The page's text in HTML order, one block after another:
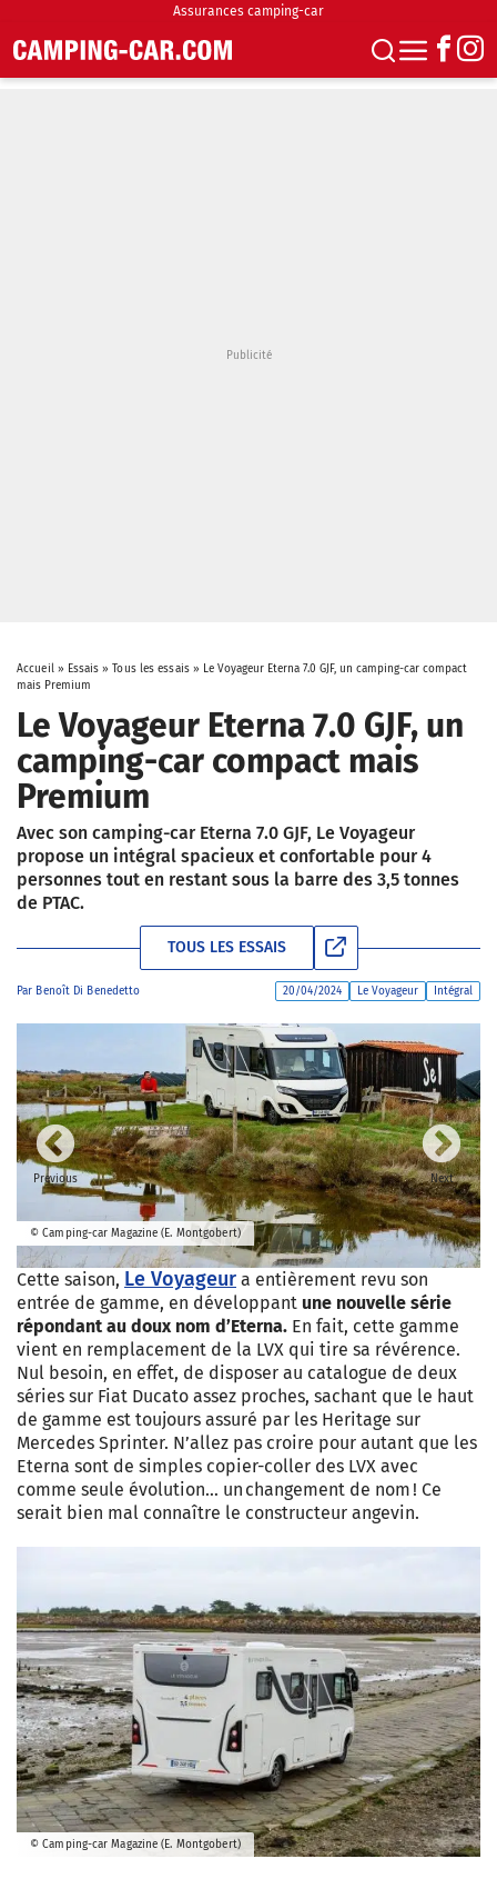
Assurances camping-car
Accueil» Essais »Tous les essais» Le Voyageur Eterna 7.0 GJF, un camping-car compact
mais Premium
Le Voyageur Eterna 7.0 GJF, un
camping-car compact mais
Premium
Avec son camping-car Eterna 7.0 GJF, Le Voyageur
propose un intégral spacieux et confortable pour 4
personnes tout en restant sous la barre des 3,5 tonnes
de PTAC.
TOUS LES ESSAIS
Par Benoît Di Benedetto 20/04/2024 Le Voyageur Intégral
Previous
© Camping-car Magazine (E. Montgobert)
Next
Cette saison, Le Voyageur a entièrement revu son
entrée de gamme, en développant une nouvelle série
répondant au doux nom d’Eterna. En fait, cette gamme
vient en remplacement de la LVX qui tire sa révérence.
Nul besoin, en effet, de disposer au catalogue de deux
séries sur Fiat Ducato assez proches, sachant que le haut
de gamme est toujours assuré par les Heritage sur
Mercedes Sprinter. N’allez pas croire pour autant que les
Eterna sont de simples copier-coller des LVX avec
comme seule évolution… un changement de nom ! Ce
serait bien mal connaître le constructeur angevin.
© Camping-car Magazine (E. Montgobert)